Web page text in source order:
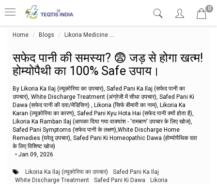
0
Home Blogs Likoria Medicine
सफेद पानी की समस्या? 😨 जड़ से होगा खत्म!
होम्योपैथी का 100% Safe उपाय।
By Likoria Ka Ilaj (ल्यूकोरिया का उपचार), Safed Pani Ka Ilaj (सफेद पानी का
उपचार), White Discharge Treatment (अंग्रेजी में सीधा उपचार), Safed Pani Ki
Dawa (सफेद पानी की दवा/मेडिसिन) , Likoria (सिर्फ बीमारी का नाम), Likoria Ka
Karan (ल्यूकोरिया का कारण), Safed Pani Kyu Hota Hai (सफेद पानी क्यों होता है),
Likoria Ka Ramban Ilaj (आपका दिया गया वाक्यांश - 'रामबाण' उपचार के लिए खोज),
Safed Pani Symptoms (सफेद पानी के लक्षण),White Discharge Home
Remedies (घरेलू उपचार), Safed Pani Ki Homeopathic Dawa (होम्योपैथिक दवा
के लिए विशिष्ट खोज)
• Jan 09, 2026
Likoria Ka Ilaj (ल्यूकोरिया का उपचार)
Safed Pani Ka Ilaj
White Discharge Treatment
Safed Pani Ki Dawa
Likoria